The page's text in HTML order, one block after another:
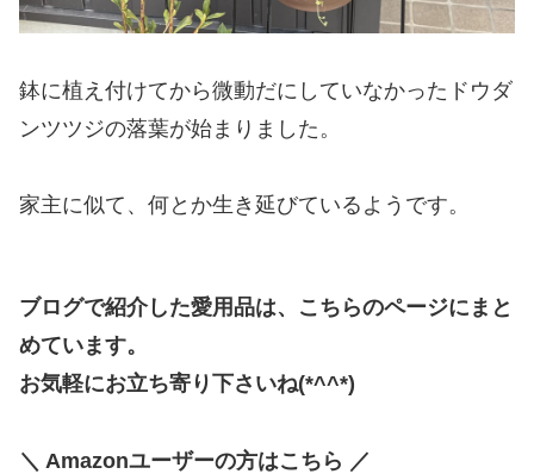
鉢に植え付けてから微動だにしていなかったドウダ
ンツツジの落葉が始まりました。
家主に似て、何とか生き延びているようです。
ブログで紹介した愛用品は、こちらのページにまと
めています。
お気軽にお立ち寄り下さいね(*^^*)
＼ Amazonユーザーの方はこちら ／